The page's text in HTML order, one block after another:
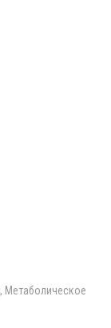
Метаболическое